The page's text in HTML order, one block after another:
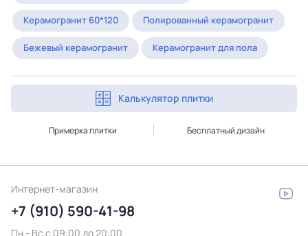
Керамогранит 60*120 Полированный керамогранит
Бежевый керамогранит Керамогранит для пола
Калькулятор плитки
Примерка плитки Бесплатный дизайн
Интернет-магазин
+7 (910) 590-41-98
Пн - Вс с 09:00 до 20:00